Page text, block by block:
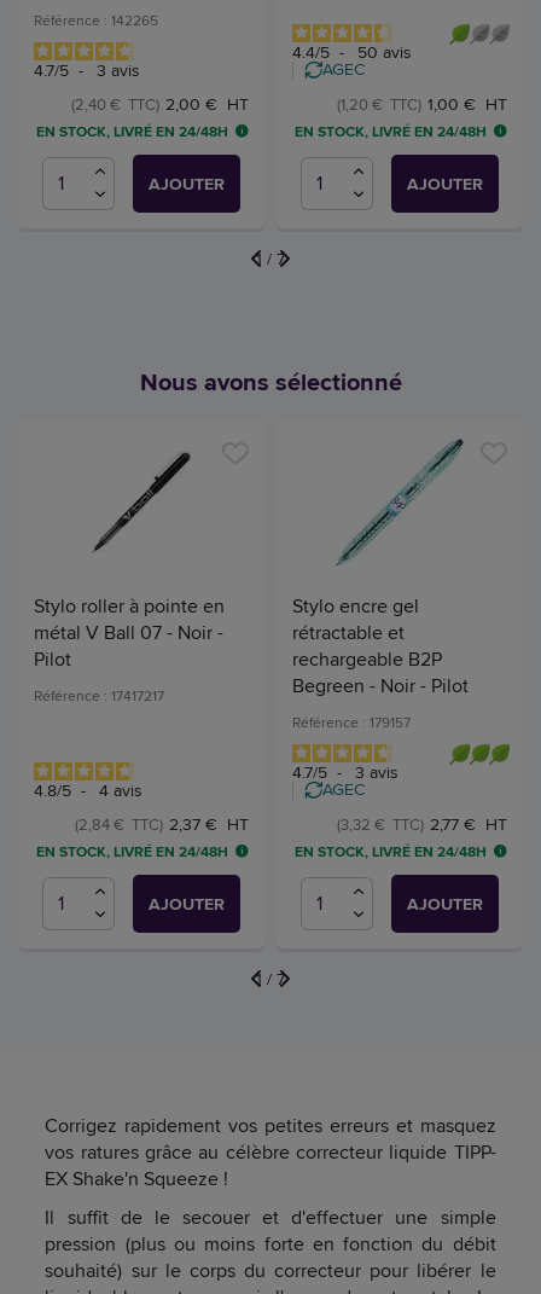
Référence : 142265
4.7/5 - 3 avis
2,00 € HT
(2,40 € TTC)
EN STOCK, LIVRÉ EN 24/48H
AJOUTER
4.4/5 - 50 avis
AGEC
1,00 € HT
(1,20 € TTC)
EN STOCK, LIVRÉ EN 24/48H
AJOUTER
1 / 7
Nous avons sélectionné
Stylo roller à pointe en
métal V Ball 07 - Noir -
Pilot
Référence : 17417217
4.8/5 - 4 avis
2,37 € HT
(2,84 € TTC)
EN STOCK, LIVRÉ EN 24/48H
AJOUTER
Stylo encre gel
rétractable et
rechargeable B2P
Begreen - Noir - Pilot
Référence : 179157
4.7/5 - 3 avis
AGEC
2,77 € HT
(3,32 € TTC)
EN STOCK, LIVRÉ EN 24/48H
AJOUTER
1 / 7
Corrigez rapidement vos petites erreurs et masquez
vos ratures grâce au célèbre correcteur liquide TIPP-
EX Shake'n Squeeze !
Il suffit de le secouer et d'effectuer une simple
pression (plus ou moins forte en fonction du débit
souhaité) sur le corps du correcteur pour libérer le